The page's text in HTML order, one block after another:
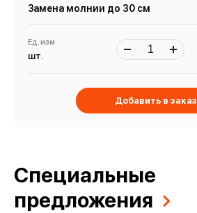
Замена молнии до 30 см
Ед. изм
шт.
Добавить в заказ
Специальные
предложения